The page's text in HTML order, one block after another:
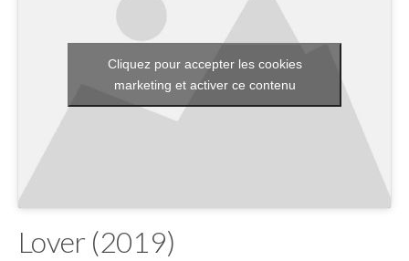
Cliquez pour accepter les cookies
marketing et activer ce contenu
Lover (2019)